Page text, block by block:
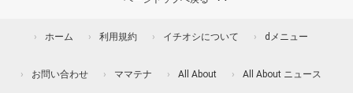
ホーム 利用規約 イチオシについて dメニュー
お問い合わせ ママテナ All About All About ニュース